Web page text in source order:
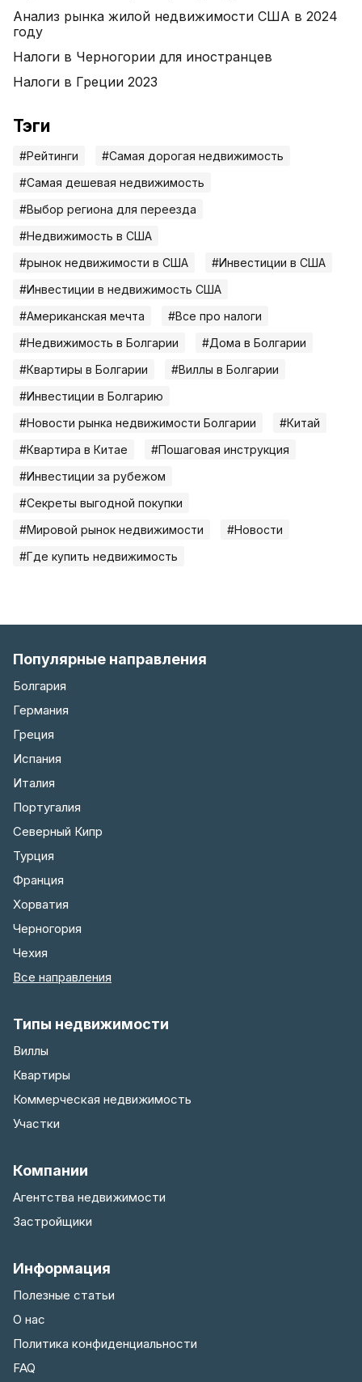
Анализ рынка жилой недвижимости США в 2024
году
Налоги в Черногории для иностранцев
Налоги в Греции 2023
Тэги
#Рейтинги
#Самая дорогая недвижимость
#Самая дешевая недвижимость
#Выбор региона для переезда
#Недвижимость в США
#рынок недвижимости в США
#Инвестиции в США
#Инвестиции в недвижимость США
#Американская мечта
#Все про налоги
#Недвижимость в Болгарии
#Дома в Болгарии
#Квартиры в Болгарии
#Виллы в Болгарии
#Инвестиции в Болгарию
#Новости рынка недвижимости Болгарии
#Китай
#Квартира в Китае
#Пошаговая инструкция
#Инвестиции за рубежом
#Секреты выгодной покупки
#Мировой рынок недвижимости
#Новости
#Где купить недвижимость
Популярные направления
Болгария
Германия
Греция
Испания
Италия
Португалия
Северный Кипр
Турция
Франция
Хорватия
Черногория
Чехия
Все направления
Типы недвижимости
Виллы
Квартиры
Коммерческая недвижимость
Участки
Компании
Агентства недвижимости
Застройщики
Информация
Полезные статьи
О нас
Политика конфиденциальности
FAQ